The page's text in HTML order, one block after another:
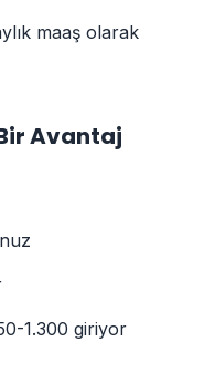
maaş olarak
Avantaj
1.300 giriyor